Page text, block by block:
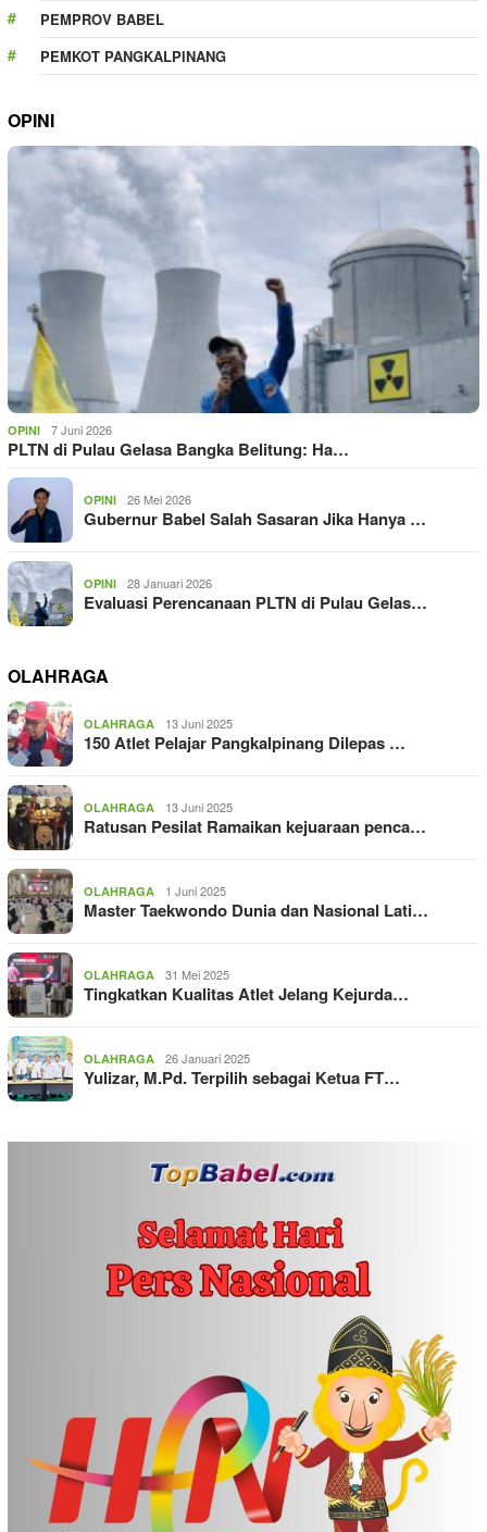
PEMPROV BABEL
PEMKOT PANGKALPINANG
OPINI
OPINI 7 Juni 2026
PLTN di Pulau Gelasa Bangka Belitung: Ha…
OPINI 26 Mei 2026
Gubernur Babel Salah Sasaran Jika Hanya …
OPINI 28 Januari 2026
Evaluasi Perencanaan PLTN di Pulau Gelas…
OLAHRAGA
OLAHRAGA 13 Juni 2025
150 Atlet Pelajar Pangkalpinang Dilepas …
OLAHRAGA 13 Juni 2025
Ratusan Pesilat Ramaikan kejuaraan penca…
OLAHRAGA 1 Juni 2025
Master Taekwondo Dunia dan Nasional Lati…
OLAHRAGA 31 Mei 2025
Tingkatkan Kualitas Atlet Jelang Kejurda…
OLAHRAGA 26 Januari 2025
Yulizar, M.Pd. Terpilih sebagai Ketua FT…